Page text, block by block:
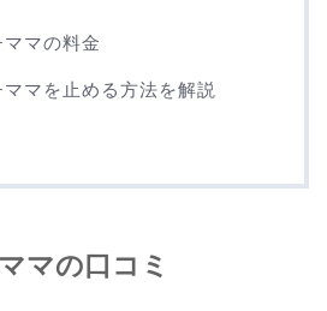
マの料金
マを止める方法を解説
マの口コミ